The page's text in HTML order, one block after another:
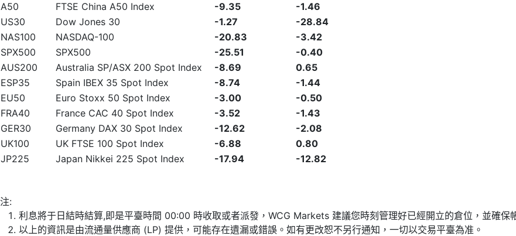
A50
FTSE China A50 Index -9.35
-1.46
US30
Dow Jones 30 -1.27
-28.84
NAS100
NASDAQ-100 -20.83
-3.42
SPX500
SPX500 -25.51
-0.40
AUS200
Australia SP/ASX 200 Spot Index -8.69
0.65
ESP35
Spain IBEX 35 Spot Index -8.74
-1.44
EU50
Euro Stoxx 50 Spot Index -3.00
-0.50
FRA40
France CAC 40 Spot Index -3.52
-1.43
GER30
Germany DAX 30 Spot Index -12.62
-2.08
UK100
UK FTSE 100 Spot Index -6.88
0.80
JP225
Japan Nikkei 225 Spot Index -17.94 -12.82
注:
利息將于日結時結算,即是平臺時間 00:00 時收取或者派發，WCG Markets 建議您時刻管理好已經開立的倉位，並確保
以上的資訊是由流通量供應商 (LP) 提供，可能存在遺漏或錯誤。如有更改恕不另行通知，一切以交易平臺為准。